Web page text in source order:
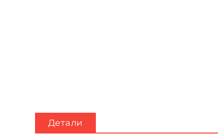
Детали